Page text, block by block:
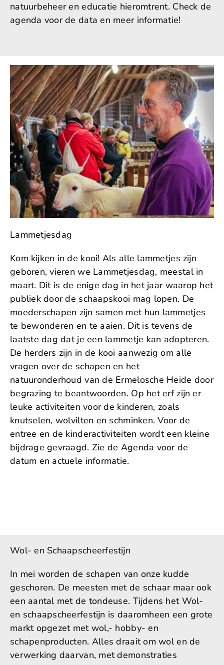
natuurbeheer en educatie hieromtrent. Check de
agenda voor de data en meer informatie!
Lammetjesdag
Kom kijken in de kooi! Als alle lammetjes zijn
geboren, vieren we Lammetjesdag, meestal in
maart. Dit is de enige dag in het jaar waarop het
publiek door de schaapskooi mag lopen. De
moederschapen zijn samen met hun lammetjes
te bewonderen en te aaien. Dit is tevens de
laatste dag dat je een lammetje kan adopteren.
De herders zijn in de kooi aanwezig om alle
vragen over de schapen en het
natuuronderhoud van de Ermelosche Heide door
begrazing te beantwoorden. Op het erf zijn er
leuke activiteiten voor de kinderen, zoals
knutselen, wolvilten en schminken. Voor de
entree en de kinderactiviteiten wordt een kleine
bijdrage gevraagd. Zie de Agenda voor de
datum en actuele informatie.
Wol- en Schaapscheerfestijn
In mei worden de schapen van onze kudde
geschoren. De meesten met de schaar maar ook
een aantal met de tondeuse. Tijdens het Wol-
en schaapscheerfestijn is daaromheen een grote
markt opgezet met wol,- hobby- en
schapenproducten. Alles draait om wol en de
verwerking daarvan, met demonstraties